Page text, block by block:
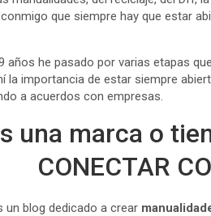
que siempre hay que estar
años he pasado por varias etapas
la importancia de estar siempre
a acuerdos con empresas.
una marca o
CONECTAR
un blog dedicado a crear